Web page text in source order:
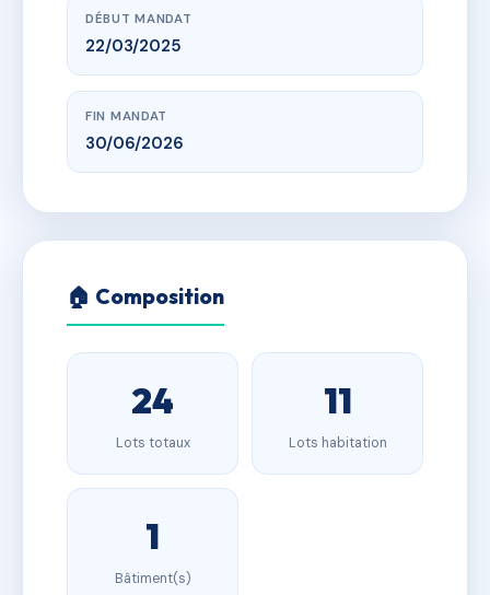
DÉBUT MANDAT
22/03/2025
FIN MANDAT
30/06/2026
🏠 Composition
24
Lots totaux
11
Lots habitation
1
Bâtiment(s)